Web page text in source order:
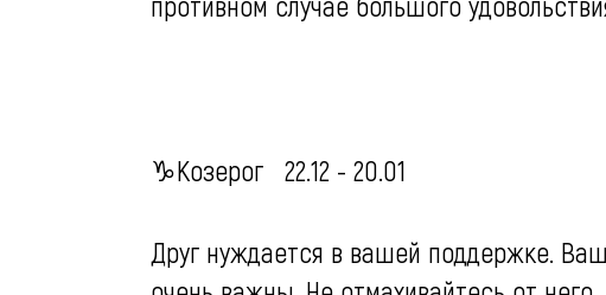
♑️Козерог 22.12 - 20.01
Друг нуждается в вашей поддержке.